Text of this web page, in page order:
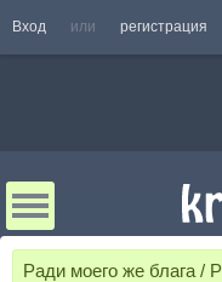
Вход или регистрация
Ради моего же блага /